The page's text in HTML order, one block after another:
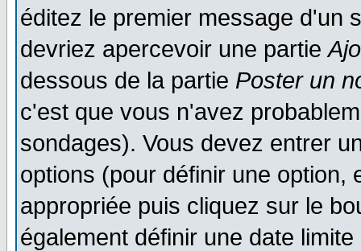
éditez le premier message d'un
devriez apercevoir une partie
dessous de la partie Poster un
c'est que vous n'avez
sondages). Vous devez entrer
options (pour définir une option,
appropriée puis cliquez sur le
également définir une date